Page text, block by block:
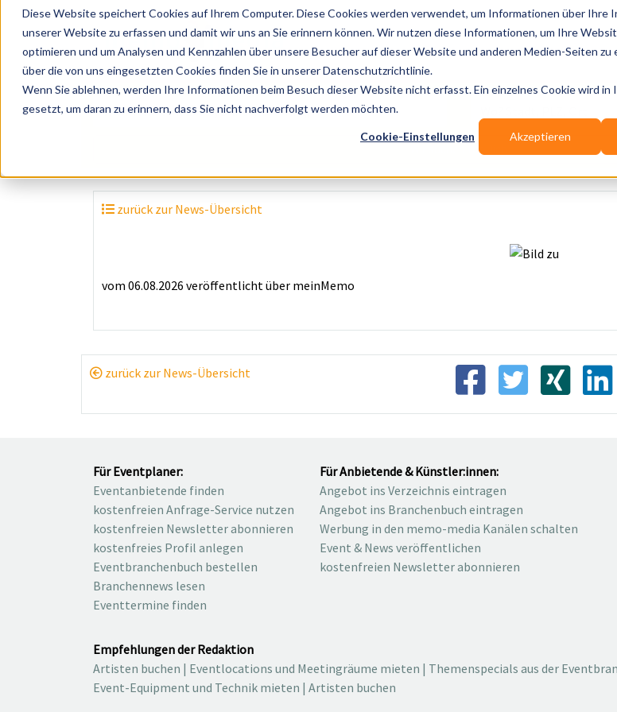
Diese Website speichert Cookies auf Ihrem Computer. Diese Cookies werden verwendet, um Informationen über Ihre
unserer Website zu erfassen und damit wir uns an Sie erinnern können. Wir nutzen diese Informationen, um Ihre
optimieren und um Analysen und Kennzahlen über unsere Besucher auf dieser Website und anderen Medien-Seiten
über die von uns eingesetzten Cookies finden Sie in unserer Datenschutzrichtlinie.
Wenn Sie ablehnen, werden Ihre Informationen beim Besuch dieser Website nicht erfasst. Ein einzelnes Cookie wird in
gesetzt, um daran zu erinnern, dass Sie nicht nachverfolgt werden möchten.
Cookie-Einstellungen Akzeptieren
zurück zur News-Übersicht
vom 06.08.2026 veröffentlicht über meinMemo
zurück zur News-Übersicht
Publikationen Branchen-Infos
Künstler, Zelte, Bands, Catering, ...
Wir suchen für Dich
Für Eventplaner:
Eventanbietende finden
kostenfreien Anfrage-Service nutzen
kostenfreien Newsletter abonnieren
kostenfreies Profil anlegen
Eventbranchenbuch bestellen
Branchennews lesen
Eventtermine finden
Für Anbietende & Künstler:innen:
Angebot ins Verzeichnis eintragen
Angebot ins Branchenbuch eintragen
Werbung in den memo-media Kanälen schalten
Event & News veröffentlichen
kostenfreien Newsletter abonnieren
Empfehlungen der Redaktion
Artisten buchen | Eventlocations und Meetingräume mieten | Themenspecials aus der
Event-Equipment und Technik mieten | Artisten buchen